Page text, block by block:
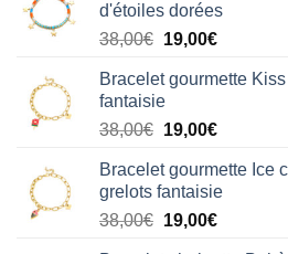
d'étoiles dorées
38,00€ Le
initial
était :
38,00€.
19,00€Le
actuel
19,00€.
Bracelet gourmette
fantaisie
38,00€ Le
initial
était :
38,00€.
19,00€Le
actuel
est :
19,00€.
Bracelet gourmette Ice
grelots fantaisie
38,00€ Le
19,00€Le